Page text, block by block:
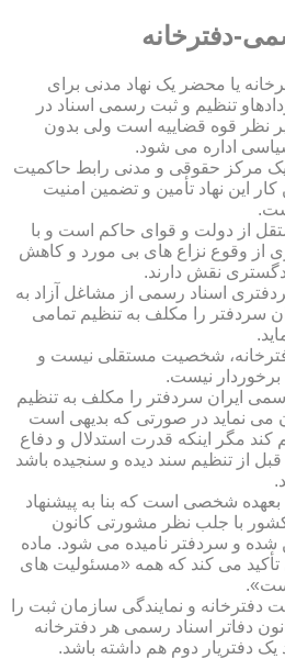
دفترخانه
یا محضر یک نهاد مدنی برای
تنظیم و ثبت رسمی اسناد در
نظر قوه قضاییه است ولی بدون
اداره می شود.
یک مرکز حقوقی و مدنی رابط حاکمیت
این نهاد تأمین و تضمین امنیت
از دولت و قوای حاکم است و با
از وقوع نزاع های بی مورد و کاهش
نقش دارند.
اسناد رسمی از مشاغل آزاد به
سردفتر را مکلف به تنظیم تمامی
شخصیت مستقلی نیست و
برخوردار نیست.
رسمی ایران سردفتر را مکلف به تنظیم
می نماید در صورتی که بدیهی است
کند مگر اینکه قدرت استدلال و دفاع
از تنظیم سند دیده و سنجیده باشد
بعهده شخصی است که بنا به پیشنهاد
با جلب نظر مشورتی کانون
شده و سردفتر نامیده می شود. ماده
تأکید می کند که همه «مسئولیت های
دفترخانه و نمایندگی سازمان ثبت را
می باشد.طبق ماده ۳ قانون دفاتر اسناد رسمی هر دفترخانه
یک دفتریار دوم هم داشته باشد.